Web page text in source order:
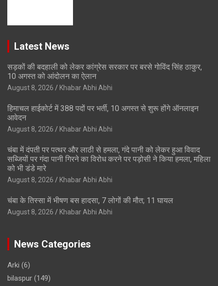
Latest News
सड़कों की बदहाली को लेकर कांग्रेस सरकार पर बरसे गोविंद सिंह ठाकुर,
10 अगस्त को आंदोलन का ऐलान
August 8, 2026 Khabar Abhi Abhi
हिमाचल हाईकोर्ट में 388 पदों पर भर्ती, 10 अगस्त से शुरू होंगे ऑनलाइन
आवेदन
August 8, 2026 Khabar Abhi Abhi
चंबा में दंपती पर पत्थर और लाठी से हमला, गंदे पानी को लेकर हुआ विवाद
सब्जियों पर गंदा पानी गिरने का विरोध करने पर पड़ोसी ने किया हमला, महिला
को भी डंडे मारे
August 8, 2026 Khabar Abhi Abhi
चंबा के तिस्सा में भीषण बस हादसा, 7 लोगों की मौत; 11 घायल
August 8, 2026 Khabar Abhi Abhi
News Categories
Arki (6)
bilaspur (149)